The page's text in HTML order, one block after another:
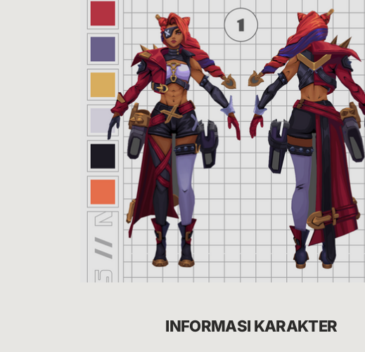
INFORMASI KARAKTER